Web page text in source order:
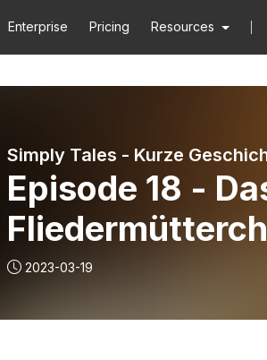
Enterprise Pricing Resources
Episode 18 -
2023-03-19